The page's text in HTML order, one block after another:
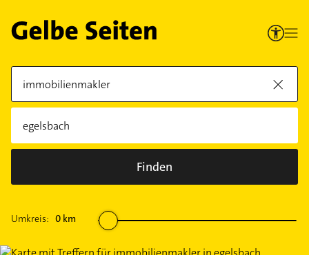
Finden
Umkreis: 0 km